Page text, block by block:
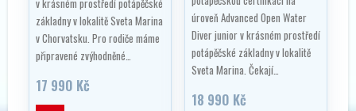
základny v lokalitě Sveta Marina
v Chorvatsku. Pro rodiče máme
připravené zvýhodněné…
17 990 Kč
úroveň Advanced Open Water
Diver junior v krásném prostředí
potápěčské základny v lokalitě
Sveta Marina. Čekají…
18 990 Kč